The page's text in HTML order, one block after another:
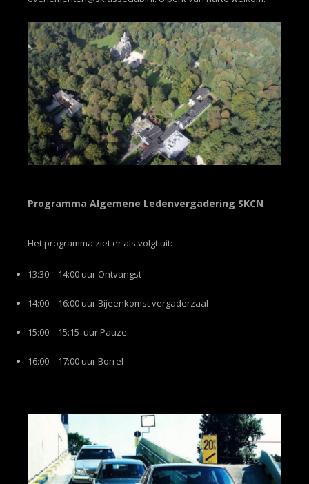
Programma Algemene Ledenvergadering SKCN
Het programma ziet er als volgt uit:
13:30 – 14:00 uur Ontvangst
14:00 – 16:00 uur Bijeenkomst vergaderzaal
15:00 – 15:15 uur Pauze
16:00 – 17:00 uur Borrel